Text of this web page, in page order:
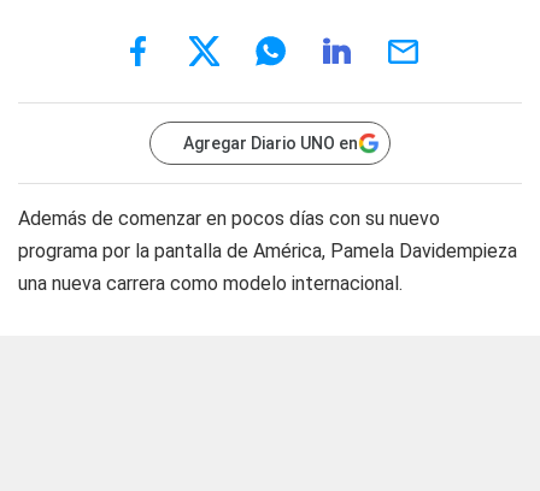
Agregar Diario UNO en
Además de comenzar en pocos días con su nuevo
programa por la pantalla de América, Pamela Davidempieza
una nueva carrera como modelo internacional.